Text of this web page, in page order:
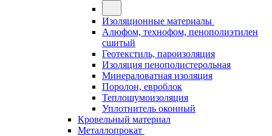
Изоляционные материалы
Алюфом, технофом, пенополиэтилен
сшитый
Геотекстиль, пароизоляция
Изоляция пенополистерольная
Минераловатная изоляция
Поролон, евроблок
Теплошумоизоляция
Уплотнитель оконный
Кровельный материал
Металлопрокат